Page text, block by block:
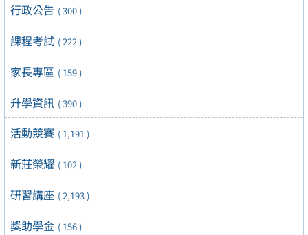
行政公告 ( 300 )
課程考試 ( 222 )
家長專區 ( 159 )
升學資訊 ( 390 )
活動競賽 ( 1,191 )
新莊榮耀 ( 102 )
研習講座 ( 2,193 )
獎助學金 ( 156 )